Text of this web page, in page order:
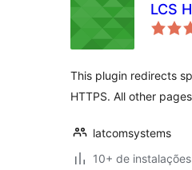
LCS
This plugin redirects
HTTPS. All other
latcomsystems
10+ de